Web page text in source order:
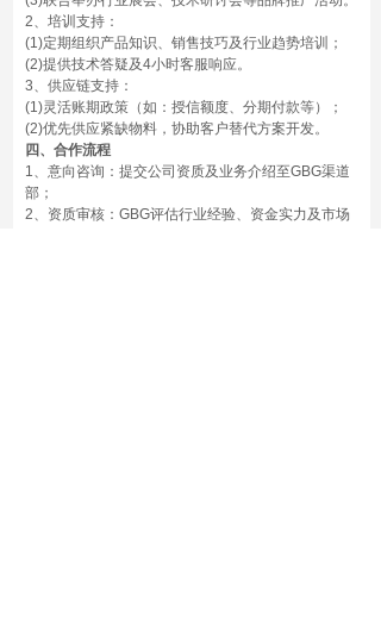
2、培训支持：
(1)定期组织产品知识、销售技巧及行业趋势培训；
(2)提供技术答疑及4小时客服响应。
3、供应链支持：
(1)灵活账期政策（如：授信额度、分期付款等）；
(2)优先供应紧缺物料，协助客户替代方案开发。
四、合作流程
1、意向咨询：提交公司资质及业务介绍至GBG渠道
部；
2、资质审核：GBG评估行业经验、资金实力及市场